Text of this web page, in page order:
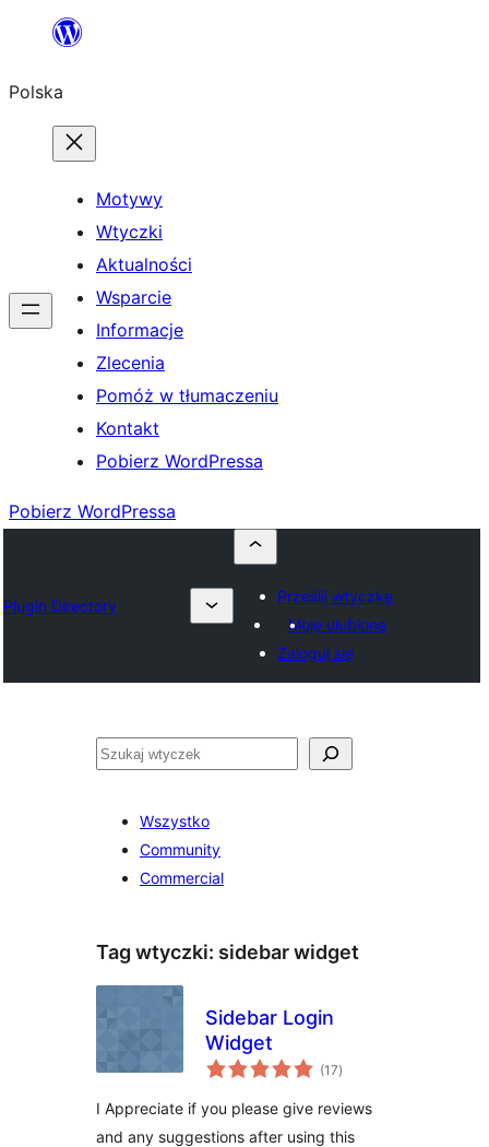
Przejdź
treści
Polska
Motywy
Wtyczki
Aktualności
Wsparcie
Informacje
Zlecenia
Pomóż w tłumaczeniu
Kontakt
Pobierz WordPressa
Pobierz WordPressa
Plugin Directory
Prześlij wtyczkę
Moje ulubione
Zaloguj się
Szukaj
Wszystko
Community
Commercial
Tag wtyczki: sidebar widget
Sidebar Login
Widget
(17wszystkich
ocen
)
I Appreciate if you please give reviews
and any suggestions after using this